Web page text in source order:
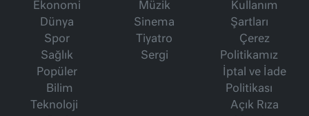
Ekonomi
Dünya
Spor
Sağlık
Popüler
Bilim
Teknoloji
Müzik
Sinema
Tiyatro
Sergi
Kullanım
Şartları
Çerez
Politikamız
İptal ve İade
Politikası
Açık Rıza